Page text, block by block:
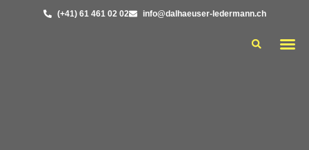
(+41) 61 461 02 02 info@dalhaeuser-ledermann.ch